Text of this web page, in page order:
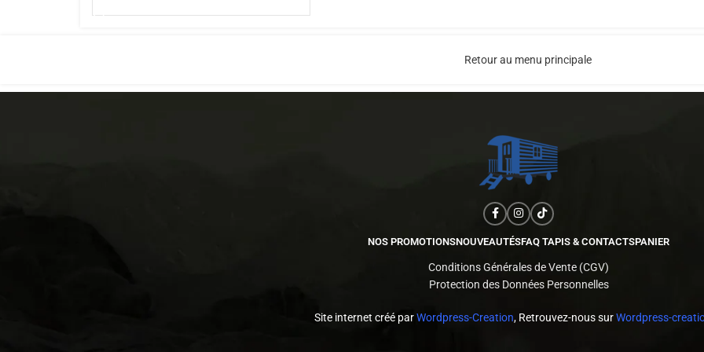
Retour au menu principale
NOS PROMOTIONSNOUVEAUTÉSFAQ TAPIS & CONTACTSPANIER
Conditions Générales de Vente (CGV)
Protection des Données Personnelles
Site internet créé parWordpress-Creation, Retrouvez-nous surWordpress-